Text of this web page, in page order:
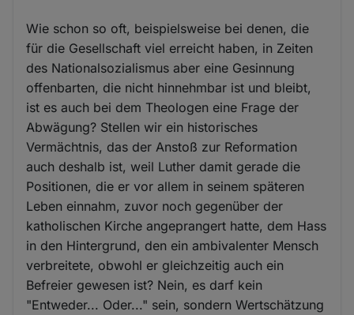
Wie schon so oft, beispielsweise bei denen, die
für die Gesellschaft viel erreicht haben, in Zeiten
des Nationalsozialismus aber eine Gesinnung
offenbarten, die nicht hinnehmbar ist und bleibt,
ist es auch bei dem Theologen eine Frage der
Abwägung? Stellen wir ein historisches
Vermächtnis, das der Anstoß zur Reformation
auch deshalb ist, weil Luther damit gerade die
Positionen, die er vor allem in seinem späteren
Leben einnahm, zuvor noch gegenüber der
katholischen Kirche angeprangert hatte, dem Hass
in den Hintergrund, den ein ambivalenter Mensch
verbreitete, obwohl er gleichzeitig auch ein
Befreier gewesen ist? Nein, es darf kein
"Entweder... Oder..." sein, sondern Wertschätzung